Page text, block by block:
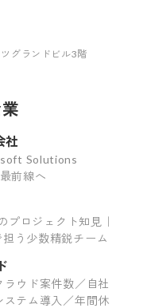
グランドビル3階
社
Solutions
前線へ
ロジェクト知見｜
う少数精鋭チーム
ラウド案件数／自社
テム導入／年間休